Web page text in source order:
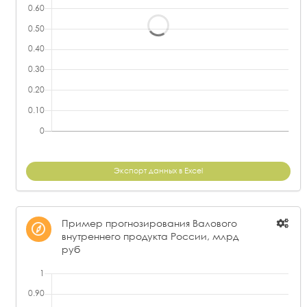
Экспорт данных в Excel
Пример прогнозирования Валового
внутреннего продукта России, млрд
руб